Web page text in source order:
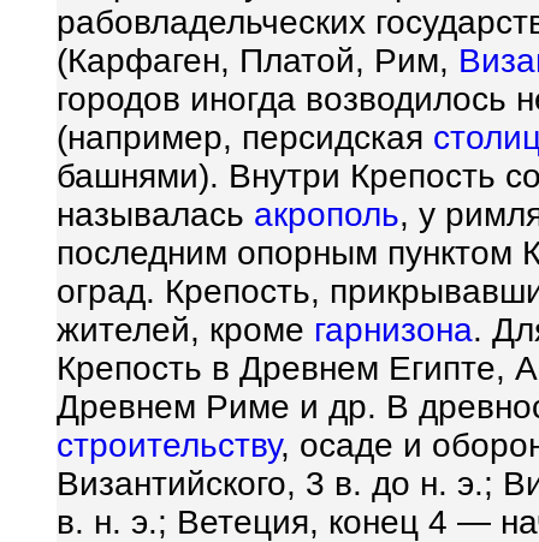
рабовладельческих
(Карфаген, Платой, Рим,
городов иногда возводилось
(например, персидская
башнями). Внутри Крепость
называлась акрополь, у
последним опорным пунктом
оград. Крепость,
жителей, кроме гарнизона.
Крепость в Древнем Египте,
Древнем Риме и др. В
строительству, осаде и
Византийского, 3 в. до н. э.;
в. н. э.; Ветеция, конец 4 —